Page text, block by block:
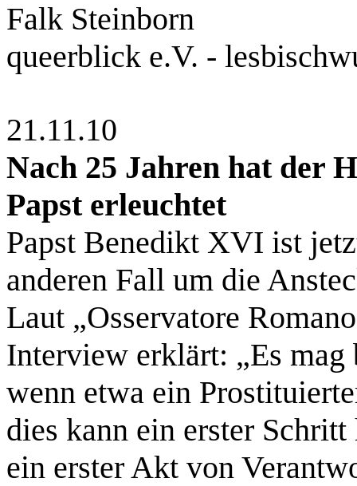
Falk Steinborn
queerblick e.V. -
21.11.10
Nach 25 Jahren hat der
Papst erleuchtet
Papst Benedikt XVI ist
anderen Fall um die
Laut „Osservatore
Interview erklärt: „Es
wenn etwa ein
dies kann ein erster
ein erster Akt von